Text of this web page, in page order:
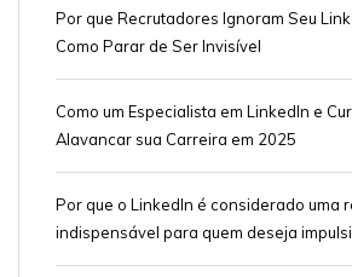
Por que Recrutadores Ignoram Seu
Como Parar de Ser Invisível
Como um Especialista em LinkedIn e
Alavancar sua Carreira em 2025
Por que o LinkedIn é considerado uma
indispensável para quem deseja